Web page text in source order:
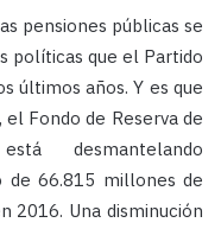
pensiones públicas se
políticas que el Partido
últimos años. Y es que
el Fondo de Reserva de
desmantelando
de 66.815 millones de
2016. Una disminución